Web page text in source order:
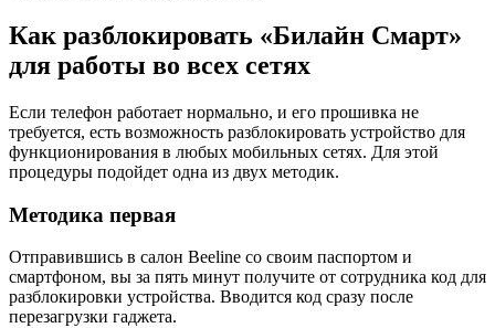
Как разблокировать «Билайн Смарт»
для работы во всех сетях
Если телефон работает нормально, и его прошивка не
требуется, есть возможность разблокировать устройство для
функционирования в любых мобильных сетях. Для этой
процедуры подойдет одна из двух методик.
Методика первая
Отправившись в салон Beeline со своим паспортом и
смартфоном, вы за пять минут получите от сотрудника код для
разблокировки устройства. Вводится код сразу после
перезагрузки гаджета.